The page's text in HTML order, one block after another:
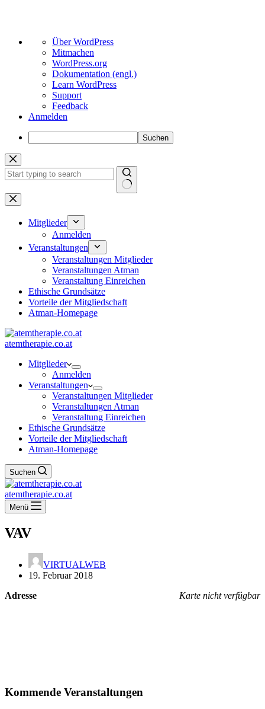
Über
WordPress
Über WordPress
Mitmachen
WordPress.org
Dokumentation (engl.)
Learn WordPress
Support
Feedback
Anmelden
Suchen
Zum
Inhalt
springen
Keine
Ergebnisse
Mitglieder
Anmelden
Veranstaltungen
Veranstaltungen Mitglieder
Veranstaltungen Atman
Veranstaltung Einreichen
Ethische Grundsätze
Vorteile der Mitgliedschaft
Atman-Homepage
atemtherapie.co.at
Mitglieder
Anmelden
Veranstaltungen
Veranstaltungen Mitglieder
Veranstaltungen Atman
Veranstaltung Einreichen
Ethische Grundsätze
Vorteile der Mitgliedschaft
Atman-Homepage
Suchen
atemtherapie.co.at
Menü
VAV
VIRTUALWEB
19. Februar 2018
Karte nicht verfügbar
Adresse
Kommende Veranstaltungen